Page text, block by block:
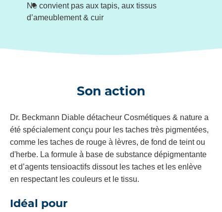
Ne convient pas aux tapis, aux tissus
d’ameublement & cuir
Son action
Dr. Beckmann Diable détacheur Cosmétiques & nature a
été spécialement conçu pour les taches très pigmentées,
comme les taches de rouge à lèvres, de fond de teint ou
d'herbe. La formule à base de substance dépigmentante
et d’agents tensioactifs dissout les taches et les enlève
en respectant les couleurs et le tissu.
Idéal pour